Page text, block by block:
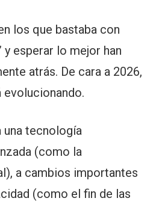
los que bastaba con
y esperar lo mejor han
atrás. De cara a 2026,
una tecnología
(como la
a cambios importantes
(como el fin de las